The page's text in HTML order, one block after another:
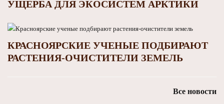
УЩЕРБА ДЛЯ ЭКОСИСТЕМ АРКТИКИ
КРАСНОЯРСКИЕ УЧЕНЫЕ ПОДБИРАЮТ
РАСТЕНИЯ‑ОЧИСТИТЕЛИ ЗЕМЕЛЬ
Все новости